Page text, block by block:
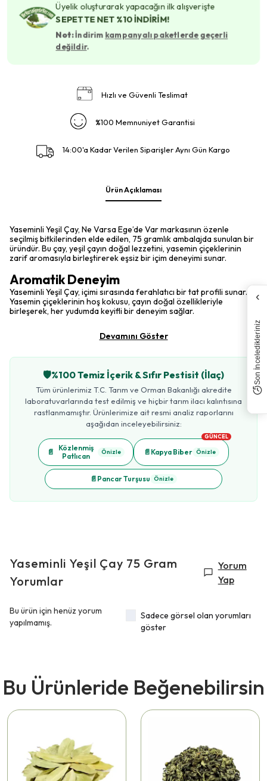
Üyelik oluşturarak yapacağın ilk alışverişte
SEPETTE NET %10 İNDİRİM!
Not:İndirim kampanyalı paketlerde geçerli
değildir.
Hızlı ve Güvenli Teslimat
%100 Memnuniyet Garantisi
14:00'a Kadar Verilen Siparişler Aynı Gün Kargo
Ürün Açıklaması
Yaseminli Yeşil Çay, Ne Varsa Ege’de Var markasının özenle
seçilmiş bitkilerinden elde edilen, 75 gramlık ambalajda sunulan bir
üründür. Bu çay, yeşil çayın doğal lezzetini, yasemin çiçeklerinin
zarif aromasıyla birleştirerek eşsiz bir içim deneyimi sunar.
Aromatik Deneyim
Yaseminli Yeşil Çay, içimi sırasında ferahlatıcı bir tat profili sunar.
Yasemin çiçeklerinin hoş kokusu, çayın doğal özellikleriyle
birleşerek, her yudumda keyifli bir deneyim sağlar.
Devamını Göster
🛡️%100 Temiz İçerik & Sıfır Pestisit (İlaç)
Tüm ürünlerimiz T.C. Tarım ve Orman Bakanlığı akredite
laboratuvarlarında test edilmiş ve hiçbir tarım ilacı kalıntısına
rastlanmamıştır. Ürünlerimize ait resmi analiz raporlarını
aşağıdan inceleyebilirsiniz:
📄
Közlenmiş
Patlıcan
Önizle 📄 Kapya Biber
GÜNCEL
Önizle
📄 Pancar Turşusu Önizle
Yaseminli Yeşil Çay 75 Gram
Yorumlar
Yorum
Yap
Bu ürün için henüz yorum
yapılmamış.
Sadece görsel olan yorumları
göster
Bu Ürünleride Beğenebilirsin
‹
Son İnceledikleriniz